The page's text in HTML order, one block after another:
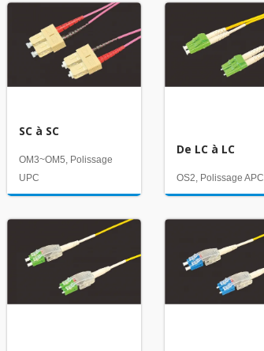
SC à SC
OM3~OM5, Polissage
UPC
De LC à LC
OS2, Polissage APC